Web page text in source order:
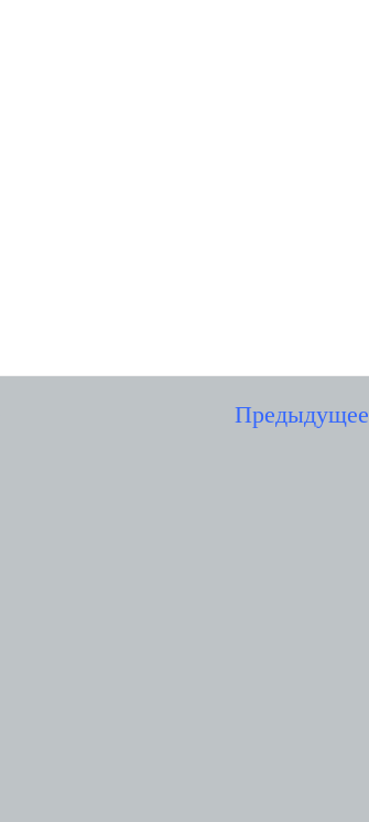
Предыдущее